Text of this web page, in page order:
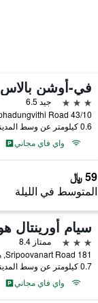
في-أوشن
3 نجوم
جيد 6.5
43/10 Sriphadungvithi Road, هات ياي, تايلاند
0.6 كيلومتر عن وسط المدينة
واي فاي مجاني
59 ﷼
المتوسط في الليلة
سيام أورينتال
3 نجوم
ممتاز 8.4
181 Sripoovanart Road, هات ياي, تايلاند
0.7 كيلومتر عن وسط المدينة
واي فاي مجاني